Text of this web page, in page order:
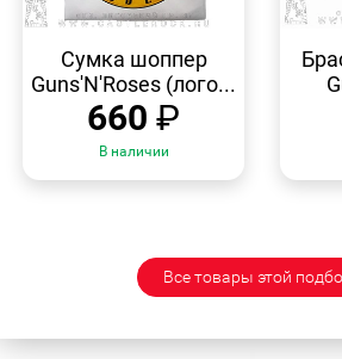
ПРОСМОТР
Сумка шоппер
Guns'N'Roses (лого...
660 ₽
В наличии
Все товары этой